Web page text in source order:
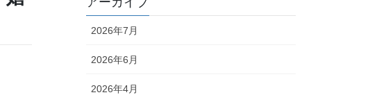
2026年7月
2026年6月
2026年4月